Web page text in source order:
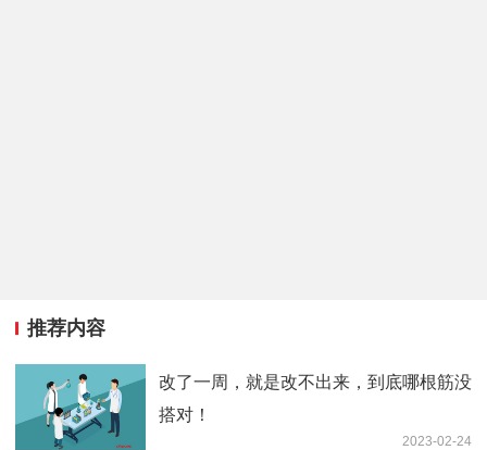
推荐内容
改了一周，就是改不出来，到底哪根筋没
搭对！
2023-02-24